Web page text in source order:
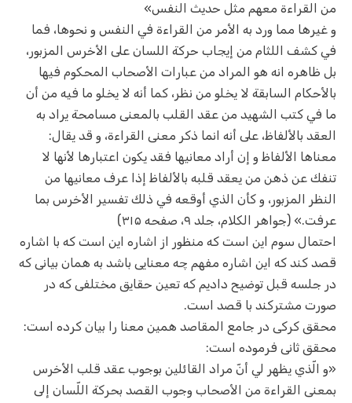
من القراءة معهم مثل حديث النفس»‌
و غيرها مما ورد به الأمر من القراءة في النفس و نحوها، فما
في كشف اللثام من إيجاب حركة اللسان على الأخرس المزبور،
بل ظاهره انه هو المراد من عبارات الأصحاب المحكوم فيها
بالأحكام السابقة لا يخلو من نظر، كما أنه لا يخلو ما فيه من أن
ما في كتب الشهيد من عقد القلب بالمعنى مسامحة يراد به
العقد بالألفاظ، على أنه انما ذكر معنى القراءة، و قد يقال:
معناها الألفاظ و إن أراد معانيها فقد يكون اعتبارها لأنها لا
تنفك عن ذهن من يعقد قلبه بالألفاظ إذا عرف معانيها من
النظر المزبور، و كأن الذي أوقعه في ذلك تفسير الأخرس بما
عرفت.» (جواهر الکلام، جلد ۹، صفحه ۳۱۵)
احتمال سوم این است که منظور از اشاره این است که با اشاره
قصد کند که این اشاره مفهم چه معنایی باشد به همان بیانی که
در جلسه قبل توضیح دادیم که تعین حقایق مختلفی که در
صورت مشترکند با قصد است.
محقق کرکی در جامع المقاصد همین معنا را بیان کرده است:
محقق ثانی فرموده است:
«و الّذي يظهر لي أنّ مراد القائلين بوجوب عقد قلب الأخرس
بمعنى القراءة من الأصحاب وجوب القصد بحركة اللّسان إلى